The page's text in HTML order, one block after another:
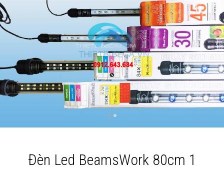
Đèn Led BeamsWork 80cm 1
Thức ăn cá
Đèn bể cá
Bể cá cảnh
Trang trí bể cá
Cá rồng & Phụ kiện
Bể thủy sinh & Phụ kiện
Thi công hồ cá Koi